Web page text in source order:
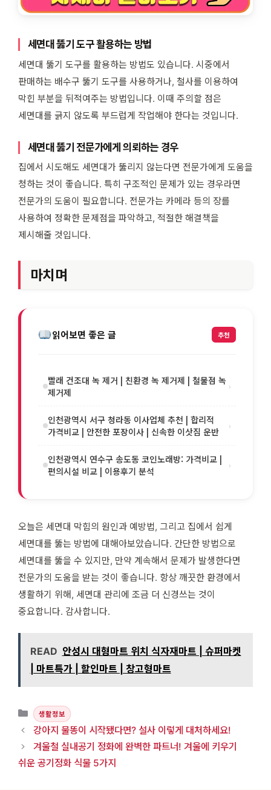
세면대 뚫기 도구 활용하는 방법
세면대 뚫기 도구를 활용하는 방법도 있습니다. 시중에서
판매하는 배수구 뚫기 도구를 사용하거나, 철사를 이용하여
막힌 부분을 뒤적여주는 방법입니다. 이때 주의할 점은
세면대를 긁지 않도록 부드럽게 작업해야 한다는 것입니다.
세면대 뚫기 전문가에게 의뢰하는 경우
집에서 시도해도 세면대가 뚫리지 않는다면 전문가에게 도움을
청하는 것이 좋습니다. 특히 구조적인 문제가 있는 경우라면
전문가의 도움이 필요합니다. 전문가는 카메라 등의 장를
사용하여 정확한 문제점을 파악하고, 적절한 해결책을
제시해줄 것입니다.
마치며
읽어보면 좋은 글 추천
빨래 건조대 녹 제거 | 친환경 녹 제거제 | 철물점 녹
제거제
›
인천광역시 서구 청라동 이사업체 추천 | 합리적
가격비교 | 안전한 포장이사 | 신속한 이삿짐 운반
›
인천광역시 연수구 송도동 코인노래방: 가격비교 |
편의시설 비교 | 이용후기 분석
›
오늘은 세면대 막힘의 원인과 예방법, 그리고 집에서 쉽게
세면대를 뚫는 방법에 대해아보았습니다. 간단한 방법으로
세면대를 뚫을 수 있지만, 만약 계속해서 문제가 발생한다면
전문가의 도움을 받는 것이 좋습니다. 항상 깨끗한 환경에서
생활하기 위해, 세면대 관리에 조금 더 신경쓰는 것이
중요합니다. 감사합니다.
READ 안성시 대형마트 위치 식자재마트 | 슈퍼마켓
| 마트특가 | 할인마트 | 창고형마트
카테고리
생활정보
강아지 물똥이 시작됐다면? 설사 이렇게 대처하세요!
겨울철 실내공기 정화에 완벽한 파트너! 겨울에 키우기
쉬운 공기정화 식물 5가지